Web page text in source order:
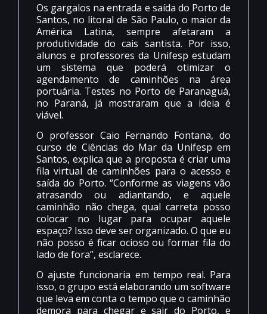
Os gargalos na entrada e saída do Porto de
Santos, no litoral de São Paulo, o maior da
América Latina, sempre afetaram a
produtividade do cais santista. Por isso,
alunos e professores da Unifesp estudam
um sistema que poderá otimizar o
agendamento de caminhões na área
portuária. Testes no Porto de Paranaguá,
no Paraná, já mostraram que a ideia é
viável.
O professor Caio Fernando Fontana, do
curso de Ciências do Mar da Unifesp em
Santos, explica que a proposta é criar uma
fila virtual de caminhões para o acesso e
saída do Porto. “Conforme as viagens vão
atrasando ou adiantando, e aquele
caminhão não chega, qual carreta posso
colocar no lugar para ocupar aquele
espaço? Isso deve ser organizado. O que eu
não posso é ficar ocioso ou formar fila do
lado de fora”, esclarece.
O ajuste funcionaria em tempo real. Para
isso, o grupo está elaborando um software
que leva em conta o tempo que o caminhão
demora para chegar e sair do Porto, e